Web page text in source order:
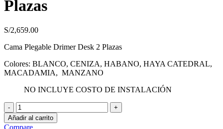
Plazas
S/2,659.00
Cama Plegable Drimer Desk 2 Plazas
Colores: BLANCO, CENIZA, HABANO, HAYA CATEDRAL,
MACADAMIA, MANZANO
NO INCLUYE COSTO DE INSTALACIÓN
Cama
Plegable
Drimer
Añadir al carrito
Compare